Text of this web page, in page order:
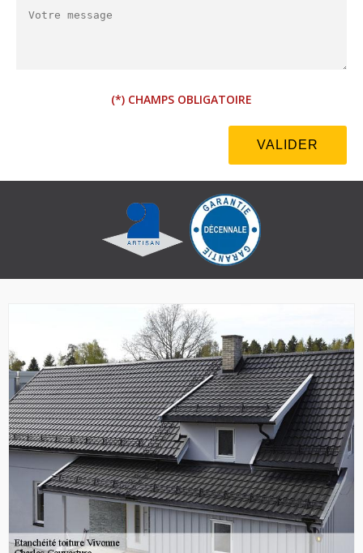
(*) CHAMPS OBLIGATOIRE